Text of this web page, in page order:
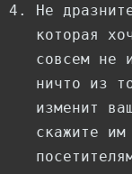
Не
которая
совсем не
ничто из
изменит
скажите